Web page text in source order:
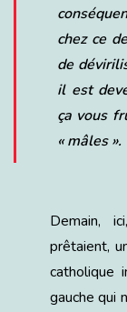
chez ce
de
il est
ça vous
« mâles ».
Demain,
prêtaient,
catholique
gauche qui